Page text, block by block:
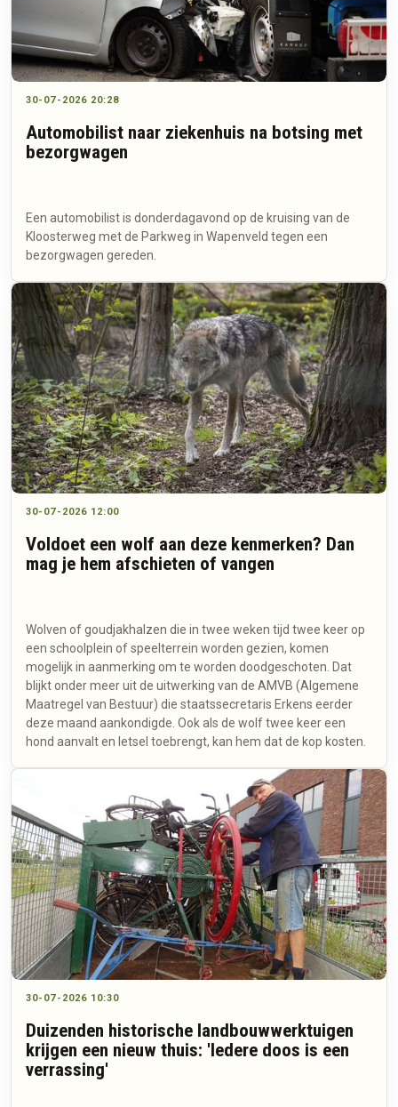
30-07-2026 20:28
Automobilist naar ziekenhuis na botsing met
bezorgwagen
Een automobilist is donderdagavond op de kruising van de
Kloosterweg met de Parkweg in Wapenveld tegen een
bezorgwagen gereden.
30-07-2026 12:00
Voldoet een wolf aan deze kenmerken? Dan
mag je hem afschieten of vangen
Wolven of goudjakhalzen die in twee weken tijd twee keer op
een schoolplein of speelterrein worden gezien, komen
mogelijk in aanmerking om te worden doodgeschoten. Dat
blijkt onder meer uit de uitwerking van de AMVB (Algemene
Maatregel van Bestuur) die staatssecretaris Erkens eerder
deze maand aankondigde. Ook als de wolf twee keer een
hond aanvalt en letsel toebrengt, kan hem dat de kop kosten.
30-07-2026 10:30
Duizenden historische landbouwwerktuigen
krijgen een nieuw thuis: 'Iedere doos is een
verrassing'